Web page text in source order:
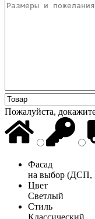
Пожалуйста,
Фасад
на выбор
Цвет
Светлый
Стиль
Классический